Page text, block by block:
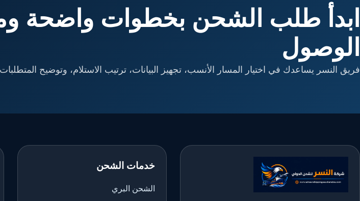
ابدأ طلب الشحن بخطوات واضحة
الوصول
فريق النسر يساعدك في اختيار المسار الأنسب، تجهيز البيانات، ترتيب الاستلام، وتوضيح المتطلبات
خدمات الشحن
الشحن البري